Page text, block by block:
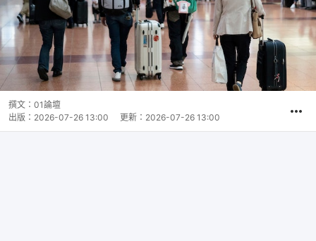
撰文： 01論壇
出版： 2026-07-26 13:00 更新： 2026-07-26 13:00